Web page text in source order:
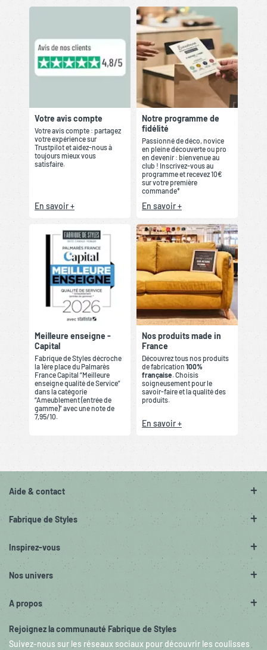
Votre avis compte
Votre avis compte : partagez
votre expérience sur
Trustpilot et aidez-nous à
toujours mieux vous
satisfaire.
En savoir +
Notre programme de
fidélité
Passionné de déco, novice
en pleine découverte ou pro
en devenir : bienvenue au
club ! Inscrivez-vous au
programme et recevez 10€
sur votre première
commande*
En savoir +
Meilleure enseigne -
Capital
Fabrique de Styles décroche
la 1ère place du Palmarès
France Capital “Meilleure
enseigne qualité de Service”
dans la catégorie
“Ameublement (entrée de
gamme)” avec une note de
7,95/10.
Nos produits made in
France
Découvrez tous nos produits
de fabrication 100%
française . Choisis
soigneusement pour le
savoir-faire et la qualité des
produits.
En savoir +
Aide & contact
Fabrique de Styles
Inspirez-vous
Nos univers
A propos
Rejoignez la communauté Fabrique de Styles
Suivez-nous sur les réseaux sociaux pour découvrir les coulisses